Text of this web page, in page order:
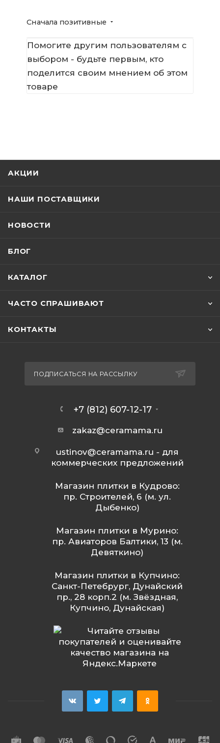
Сначала позитивные
Помогите другим пользователям с
выбором - будьте первым, кто
поделится своим мнением об этом
товаре
АКЦИИ
НАШИ ПОСТАВЩИКИ
НОВОСТИ
БЛОГ
КАТАЛОГ
ЧАСТО СПРАШИВАЮТ
КОНТАКТЫ
ПОДПИСАТЬСЯ НА РАССЫЛКУ
+7 (812) 607-12-17
zakaz@ceramama.ru
ustinov@ceramama.ru - для
коммерческих предложений
Магазин плитки в Кудрово:
пр. Строителей, 6 (м. ул.
Дыбенко)
Магазин плитки в Мурино:
пр. Авиаторов Балтики, 13 (м.
Девяткино)
Магазин плитки в Купчино:
Санкт-Петебрург, Дунайский
пр., 28 корп.2 (м. Звёздная,
Купчино, Дунайская)